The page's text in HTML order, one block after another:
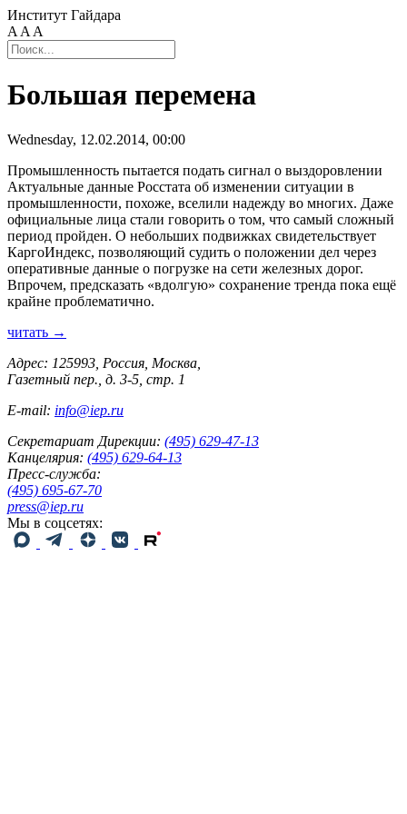
Институт Гайдара
A A A
Большая перемена
Wednesday, 12.02.2014, 00:00
Промышленность пытается подать сигнал о выздоровлении
Актуальные данные Росстата об изменении ситуации в
промышленности, похоже, вселили надежду во многих. Даже
официальные лица стали говорить о том, что самый сложный
период пройден. О небольших подвижках свидетельствует
КаргоИндекс, позволяющий судить о положении дел через
оперативные данные о погрузке на сети железных дорог.
Впрочем, предсказать «вдолгую» сохранение тренда пока ещё
крайне проблематично.
читать →
Адрес: 125993, Россия, Москва,
Газетный пер., д. 3-5, стр. 1
E-mail: info@iep.ru
Секретариат Дирекции: (495) 629-47-13
Канцелярия: (495) 629-64-13
Пресс-служба:
(495) 695-67-70
press@iep.ru
Мы в соцсетях: